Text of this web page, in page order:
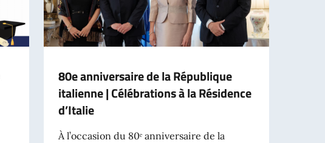
80e anniversaire de la République
italienne | Célébrations à la Résidence
d’Italie
À l’occasion du 80ᵉ anniversaire de la